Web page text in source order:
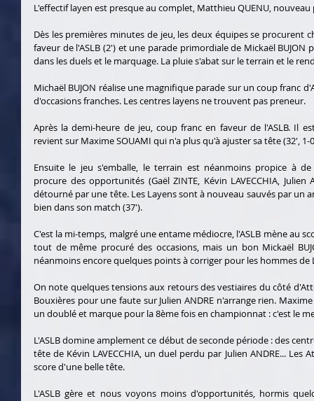
L'effectif layen est presque au complet, Matthieu QUENU,
Dès les premières minutes de jeu, les deux équipes se procurent
faveur de l'ASLB (2') et une parade primordiale de Mickaël
dans les duels et le marquage. La pluie s'abat sur le terrain et le
Michaël BUJON réalise une magnifique parade sur un coup franc
d'occasions franches. Les centres layens ne trouvent pas preneur.
Après la demi-heure de jeu, coup franc en faveur de l'ASLB. Il
revient sur Maxime SOUAMI qui n'a plus qu'à ajuster sa tête (32', 1-
Ensuite le jeu s'emballe, le terrain est néanmoins propice à
procure des opportunités (Gaël ZINTE, Kévin LAVECCHIA,
détourné par une tête. Les Layens sont à nouveau sauvés par un
bien dans son match (37').
C'est la mi-temps, malgré une entame médiocre, l'ASLB mène au
tout de même procuré des occasions, mais un bon Mickaël
néanmoins encore quelques points à corriger pour les hommes de
On note quelques tensions aux retours des vestiaires du côté
Bouxières pour une faute sur Julien ANDRE n'arrange rien.
un doublé et marque pour la 8ème fois en championnat : c'est le
L'ASLB domine amplement ce début de seconde période : des
tête de Kévin LAVECCHIA, un duel perdu par Julien ANDRE...
score d'une belle tête.
L'ASLB gère et nous voyons moins d'opportunités, hormis